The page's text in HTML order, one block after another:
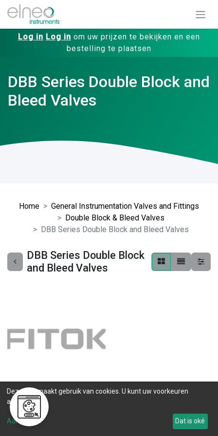
Log in Log in om uw prijzen te bekijken en een
bestelling te plaatsen
DBB Series Double Block and
Bleed Valves
Home
General Instrumentation Valves and Fittings
Double Block & Bleed Valves
DBB Series Double Block and Bleed Valves
DBB Series Double Block
and Bleed Valves
DBBSS-NNN-MM81500-
FNS8-V8
0 ST op voorraad
Deze site maakt gebruik van cookies. U kunt uw voorkeuren
aanpassen.
Aanpassen Dat is oké